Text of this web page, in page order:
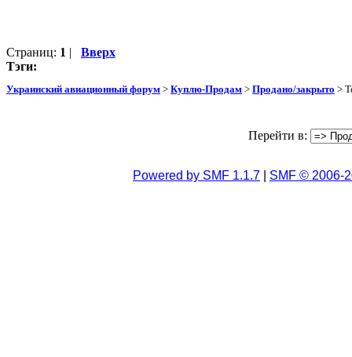
Страниц: 1 | Вверх
Тэги:
Украинский авиационный форум > Куплю-Продам > Продано/закрыто >
Перейти в:
Powered by SMF 1.1.7 SMF © 2006-